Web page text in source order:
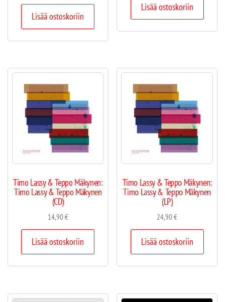
Lisää ostoskoriin
Lisää ostoskoriin
Timo Lassy & Teppo Mäkynen:
Timo Lassy & Teppo Mäkynen
(CD)
14,90€
Lisää ostoskoriin
Timo Lassy & Teppo Mäkynen:
Timo Lassy & Teppo Mäkynen
(LP)
24,90€
Lisää ostoskoriin